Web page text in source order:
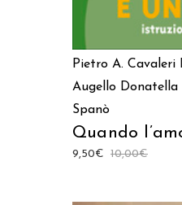
Pietro A. Cavaleri
Augello Donatella
Spanò
Quando
10,00€
9,50€